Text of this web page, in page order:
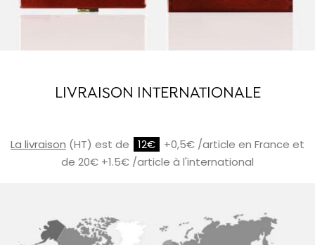
LIVRAISON INTERNATIONALE
La livraison (HT) est de 12€
+0,5€ /article en France et
de 20€ +1.5€ /article à l'international